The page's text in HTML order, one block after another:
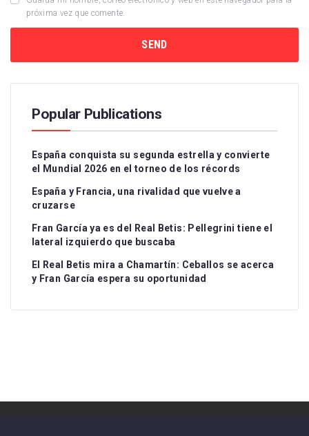
próxima vez que comente.
Popular Publications
España conquista su segunda estrella y convierte
el Mundial 2026 en el torneo de los récords
España y Francia, una rivalidad que vuelve a
cruzarse
Fran García ya es del Real Betis: Pellegrini tiene el
lateral izquierdo que buscaba
El Real Betis mira a Chamartín: Ceballos se acerca
y Fran García espera su oportunidad